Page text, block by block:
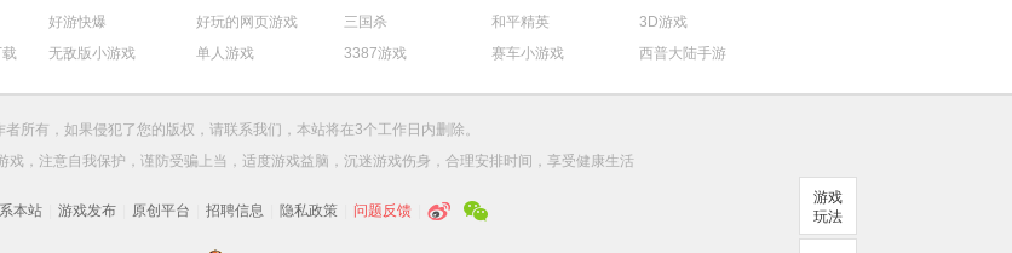
好游快爆 好玩的网页游戏 三国杀 和平精英
3D游戏
无敌版小游戏 单人游戏 3387游戏 赛车小游戏 西普大陆手游
游戏
玩法
者所有，如果侵犯了您的版权，请联系我们 ，本站将在3个工作日内删除。
戏，注意自我保护，谨防受骗上当，适度游戏益脑，沉迷游戏伤身，合理安排时间，享受健康生活
本站 游戏发布 原创平台 招聘信息 隐私政策 问题反馈